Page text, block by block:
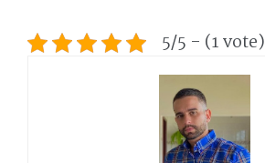
5/5 - (1 vote)